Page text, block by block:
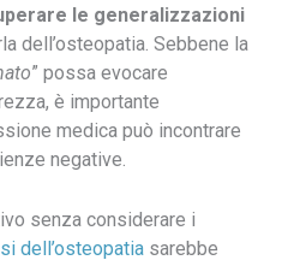
le generalizzazioni
dell’osteopatia. Sebbene la
” possa evocare
è importante
medica può incontrare
negative.
senza considerare i
dell’osteopatia sarebbe